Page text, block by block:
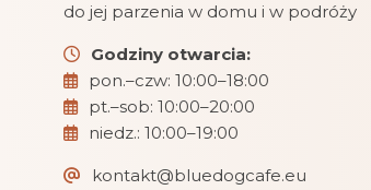
do jej parzenia w domu i w podróży
Godziny otwarcia:
pon.–czw: 10:00–18:00
pt.–sob: 10:00–20:00
niedz.: 10:00–19:00
kontakt@bluedogcafe.eu